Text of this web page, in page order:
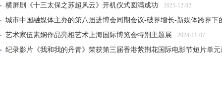
横屏剧《十三太保之苏超风云》开机仪式圆满成功 2025-12-02
城市中国融媒体主办的第八届进博会同期会议-破界增长-新媒体跨界下
艺术家伍素娴作品亮相艺术上海国际博览会特别主题展
2024-11-07
纪录影片《我和我的丹青》荣获第三届香港紫荆花国际电影节短片单